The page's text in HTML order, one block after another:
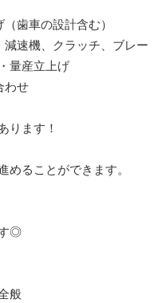
歯車の設計含む）
速機、クラッチ、ブレー
量産立上げ
わせ
ります！
めることができます。
す◎
般